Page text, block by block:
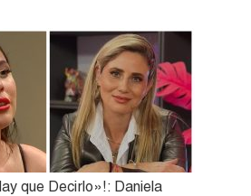
que Decirlo»!: Daniela